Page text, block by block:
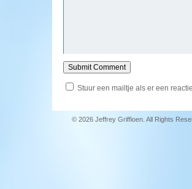
Stuur een mailtje als er een
© 2026 Jeffrey Griffioen. All Rights